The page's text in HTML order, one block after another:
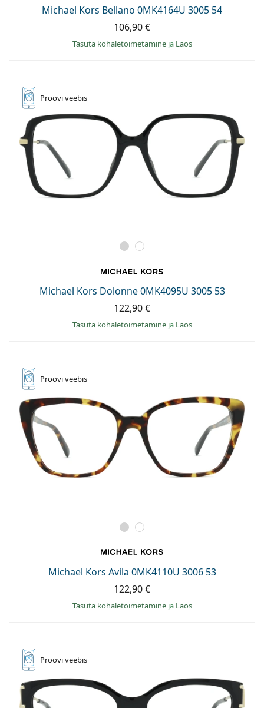
PersolMichael Kors Bellano 0MK4164U 3005 54
106,90 €
Tasuta kohaletoimetamine ja Laos
Prooviveebis
Michael Kors Dolonne 0MK4095U 3005 53
122,90 €
Tasuta kohaletoimetamine ja Laos
Prooviveebis
Michael Kors Avila 0MK4110U 3006 53
122,90 €
Tasuta kohaletoimetamine ja Laos
Prooviveebis